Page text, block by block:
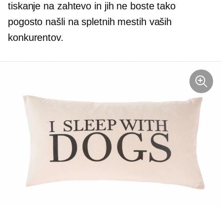
tiskanje na zahtevo in jih ne boste tako
pogosto našli na spletnih mestih vaših
konkurentov.